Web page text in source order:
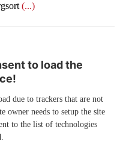
(...)
to load the
due to trackers that are not
owner needs to setup the site
to the list of technologies